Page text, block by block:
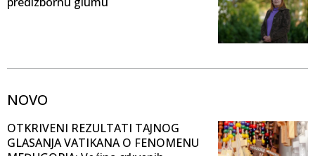
NOVO
OTKRIVENI REZULTATI TAJNOG
GLASANJA VATIKANA O FENOMENU